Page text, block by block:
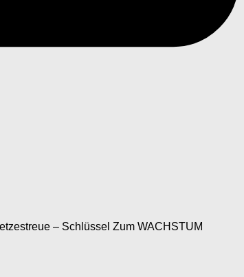
– Schlüssel Zum WACHSTUM